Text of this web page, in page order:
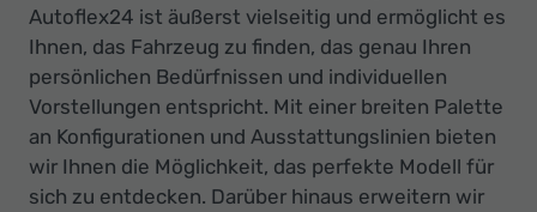
Autoflex24 ist äußerst vielseitig und ermöglicht es
Ihnen, das Fahrzeug zu finden, das genau Ihren
persönlichen Bedürfnissen und individuellen
Vorstellungen entspricht. Mit einer breiten Palette
an Konfigurationen und Ausstattungslinien bieten
wir Ihnen die Möglichkeit, das perfekte Modell für
sich zu entdecken. Darüber hinaus erweitern wir